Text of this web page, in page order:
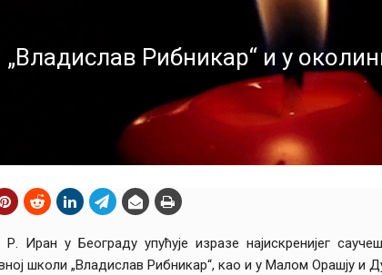
Рибникар“ и у
Иран у Београду упућује изразе најискренијег
школи „Владислав Рибникар“, као и у Малом Орашју и